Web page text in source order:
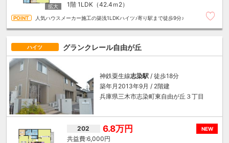
1階 1LDK（42.4ｍ 2）
人気ハウスメーカー施工の築浅1LDKハイツ♪寄り駅まで徒歩9分♪
ハイツ グランクレール自由が丘
神鉄粟生線志染駅 / 徒歩18分
築年月2013年9月 / 2階建
兵庫県三木市志染町東自由が丘３丁目
NEW
202 6.8万円
6,000円